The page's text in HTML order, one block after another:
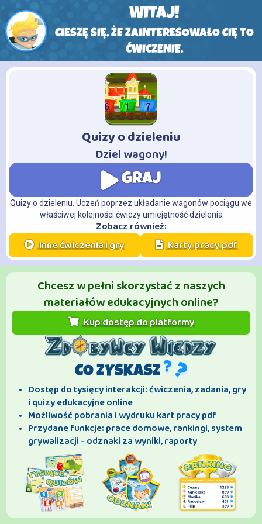
WITAJ!
CIESZĘ SIĘ, ŻE ZAINTERESOWAŁO CIĘ TO
ĆWICZENIE.
Quizy o dzieleniu
- Dziel wagony!
GRAJ
Quizy o dzieleniu. Uczeń poprzez układanie wagonów pociągu we
właściwej kolejności ćwiczy umiejętność dzielenia
Zobacz również:
Inne ćwiczenia i gry Karty pracy pdf
Chcesz w pełni skorzystać z naszych
materiałów edukacyjnych online?
Kup dostęp do platformy
CO ZYSKASZ
Dostęp do tysięcy interakcji: ćwiczenia, zadania, gry
i quizy edukacyjne online
Możliwość pobrania i wydruku kart pracy pdf
Przydane funkcje: prace domowe, rankingi, system
grywalizacji - odznaki za wyniki, raporty